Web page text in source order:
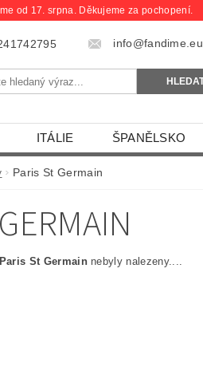
od 17. srpna. Děkujeme za pochopení.
info@fandime.eu
ITÁLIE ŠPANĚLSKO
Paris St Germain
Paris St Germainnebyly nalezeny....